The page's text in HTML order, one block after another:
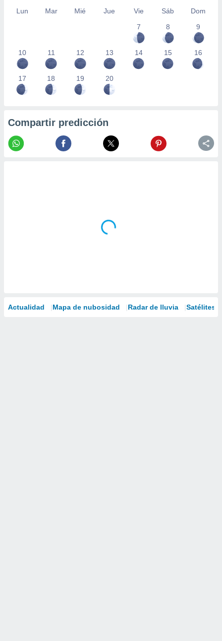
Lun Mar Mié Jue Vie Sáb
Dom
7
8 9
10 11 12 13 14 15 16
17 18 19 20
Compartir predicción
Actualidad Mapa de nubosidad Radar de lluvia Satélites